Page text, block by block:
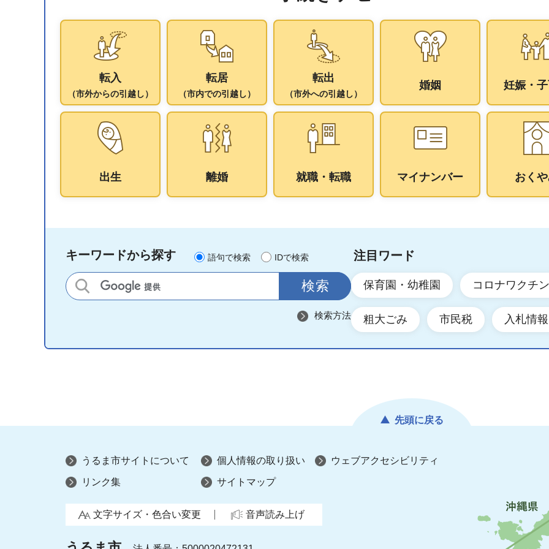
転入
（市外からの引越し）
転居
（市内での引越し）
転出
（市外への引越し）
婚姻 妊娠・
出生 離婚 就職・転職 マイナンバー おく
キーワードから探す 語句で検索 IDで検索
サイト内検索
検索方法
注目ワード
保育園・幼稚園 コロナワクチン
粗大ごみ 市民税 入札情報
先頭に戻る
うるま市サイトについて 個人情報の取り扱い ウェブアクセシビリティ
リンク集 サイトマップ
文字サイズ・色合い変更 音声読み上げ